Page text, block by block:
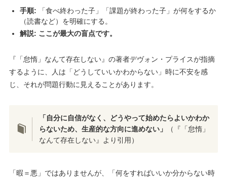
手順: 「食べ終わった子」「課題が終わった子」が何をするか
（読書など）を明確にする。
解説: ここが最大の盲点です。
『「怠惰」なんて存在しない』の著者デヴォン・プライスが指摘
するように、人は「どうしていいかわからない」時に不安を感
じ、それが問題行動に見えることがあります。
「自分に自信がなく、どうやって始めたらよいかわか
らないため、生産的な方向に進めない」
（『「怠惰」
なんて存在しない』より引用）
「暇＝悪」ではありませんが、「何をすればいいか分からない時